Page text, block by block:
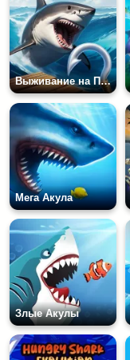
Выживание на Плоту - Рафт
Мега Акула
Злые Акулы